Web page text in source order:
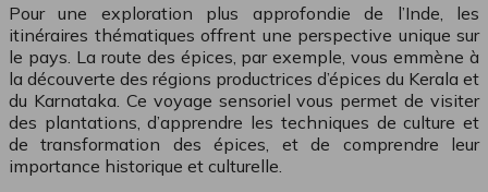
Pour une exploration plus approfondie de l’Inde, les
itinéraires thématiques offrent une perspective unique sur
le pays. La route des épices, par exemple, vous emmène à
la découverte des régions productrices d’épices du Kerala et
du Karnataka. Ce voyage sensoriel vous permet de visiter
des plantations, d’apprendre les techniques de culture et
de transformation des épices, et de comprendre leur
importance historique et culturelle.